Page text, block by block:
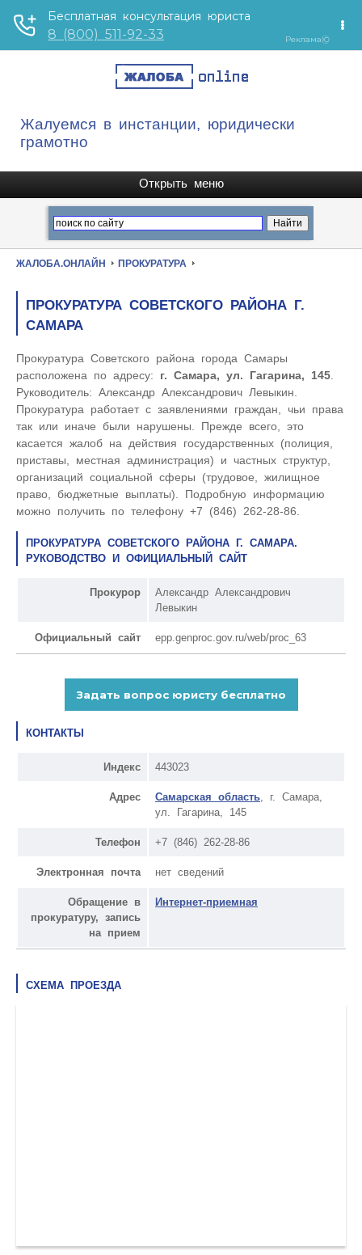
Жалуемся в инстанции, юридически
грамотно
ЖАЛОБА.ОНЛАЙН ПРОКУРАТУРА
ПРОКУРАТУРА СОВЕТСКОГО РАЙОНА Г.
САМАРА
Прокуратура Советского района города Самары
расположена по адресу: г. Самара, ул. Гагарина, 145
Руководитель: Александр Александрович Левыкин.
Прокуратура работает с заявлениями граждан, чьи права
так или иначе были нарушены. Прежде всего, это
касается жалоб на действия государственных (полиция,
приставы, местная администрация) и частных структур,
организаций социальной сферы (трудовое, жилищное
право, бюджетные выплаты). Подробную информацию
можно получить по телефону +7 (846) 262-28-86.
ПРОКУРАТУРА СОВЕТСКОГО РАЙОНА Г. САМАРА.
РУКОВОДСТВО И ОФИЦИАЛЬНЫЙ САЙТ
Прокурор
Александр Александрович
Левыкин
Официальный сайт epp.genproc.gov.ru/web/proc_63
КОНТАКТЫ
Индекс 443023
Адрес Самарская область , г. Самара,
ул. Гагарина, 145
Телефон +7 (846) 262-28-86
Электронная почта нет сведений
Обращение в
прокуратуру, запись
на прием
Интернет-приемная
СХЕМА ПРОЕЗДА